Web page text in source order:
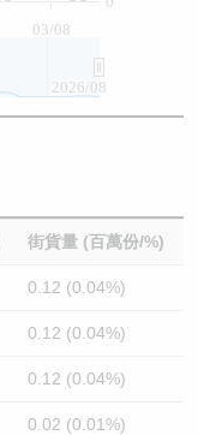
03/08
2026/08
街貨量 (百萬份/%)
0.12 (0.04%)
0.12 (0.04%)
0.12 (0.04%)
0.02 (0.01%)